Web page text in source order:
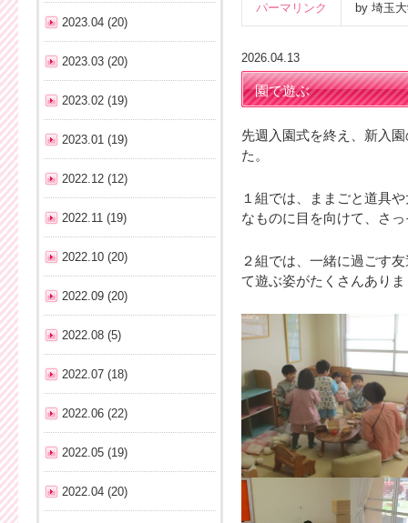
パーマリンク by 埼玉
2026.04.13
園で遊ぶ
先週入園式を終え、新入
た。
１組では、ままごと道具
なものに目を向けて、さ
２組では、一緒に過ごす
て遊ぶ姿がたくさんあり
2023.04 (20)
2023.03 (20)
2023.02 (19)
2023.01 (19)
2022.12 (12)
2022.11 (19)
2022.10 (20)
2022.09 (20)
2022.08 (5)
2022.07 (18)
2022.06 (22)
2022.05 (19)
2022.04 (20)